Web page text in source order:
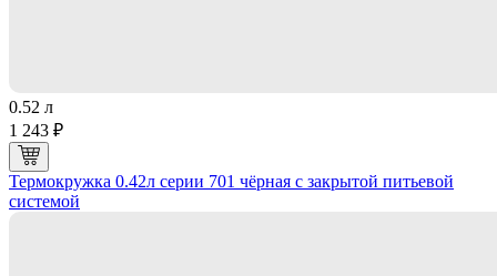
0.52 л
1 243 ₽
Термокружка 0.42л серии 701 чёрная с закрытой питьевой
системой